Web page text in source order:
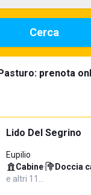
Cerca
prenota
Lido Del Segrino
Eupilio
Cabine· Doccia
e altri 11…